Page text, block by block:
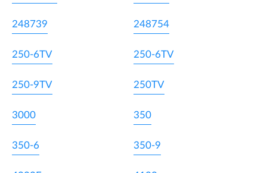
248739 248754
250-6TV 250-6TV
250-9TV 250TV
3000 350
350-6 350-9